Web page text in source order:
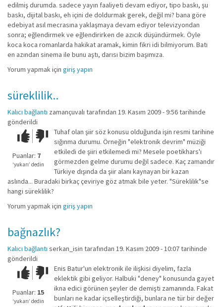
edilmiş durumda. sadece yayın faaliyeti devam ediyor, tipo baskı, şu
baskı, dijital baskı, eh içini de doldurmak gerek, değil mi? bana göre
edebiyat asıl mecrasına yaklaşmaya devam ediyor televizyondan
sonra; eğlendirmek ve eğlendirirken de azıcık düşündürmek. Öyle
koca koca romanlarda hakikat aramak, kimin fikri idi bilmiyorum. Batı
en azından sinema ile bunu aştı, darısı bizim başımıza.
Yorum yapmak için giriş yapın
süreklilik..
Kalıcı bağlantı zamançuvalı tarafından 19. Kasım 2009 - 9:56 tarihinde
gönderildi
Çok iyi!O
kadar
iyi
değil!
Puanlar: 7
‘yukarı’ dedin
Tuhaf olan şiir söz konusu olduğunda işin resmi tarihine
sığınma durumu. Örneğin "elektronik devrim" müziği
etkiledi de şiiri etkilemedi mi? Mesele poetikhars'ı
görmezden gelme durumu değil sadece. Kaç zamandır
Türkiye dışında da şiir alanı kaynayan bir kazan
aslında... Buradaki birkaç çeviriye göz atmak bile yeter. "Süreklilik"se
hangi süreklilik?
Yorum yapmak için giriş yapın
bağnazlık?
Kalıcı bağlantı serkan_isin tarafından 19. Kasım 2009 - 10:07 tarihinde
gönderildi
Çok iyi!O
kadar
iyi
değil!
Puanlar: 15
‘yukarı’ dedin
Enis Batur'un elektronik ile ilişkisi diyelim, fazla
eklektik gibi geliyor. Halbuki "deney" konusunda gayet
ikna edici görünen şeyler de demişti zamanında. Fakat
bunları ne kadar içselleştirdiği, bunlara ne tür bir değer